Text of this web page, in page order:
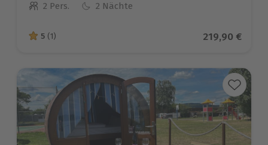
Anzahl der Teilnehmer
2 Pers. 2 Nächte
5 von 5 Sternen basierend auf 1 Bewertungen
5 (1) Aktueller
219,90 €